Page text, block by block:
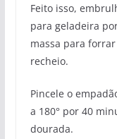
Feito isso,
para geladeira
massa para
recheio.
Pincele o
a 180° por 40
dourada.